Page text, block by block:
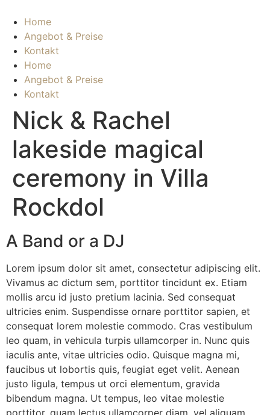
Home
Angebot & Preise
Kontakt
Home
Angebot & Preise
Kontakt
Nick & Rachel
lakeside magical
ceremony in Villa
Rockdol
A Band or a DJ
Lorem ipsum dolor sit amet, consectetur adipiscing elit.
Vivamus ac dictum sem, porttitor tincidunt ex. Etiam
mollis arcu id justo pretium lacinia. Sed consequat
ultricies enim. Suspendisse ornare porttitor sapien, et
consequat lorem molestie commodo. Cras vestibulum
leo quam, in vehicula turpis ullamcorper in. Nunc quis
iaculis ante, vitae ultricies odio. Quisque magna mi,
faucibus ut lobortis quis, feugiat eget velit. Aenean
justo ligula, tempus ut orci elementum, gravida
bibendum magna. Ut tempus, leo vitae molestie
porttitor, quam lectus ullamcorper diam, vel aliquam